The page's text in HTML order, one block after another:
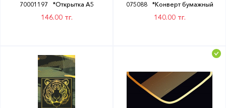
70001197 *Открытка А5
146.00 тг.
075088 *Конверт бумажный
140.00 тг.